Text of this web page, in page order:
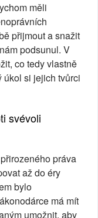
měli
přijmout a snažit
podsunul. V
co tedy vlastně
úkol si jejich tvůrci
svévoli
práva
až do éry
bylo
má mít
umožnit, aby